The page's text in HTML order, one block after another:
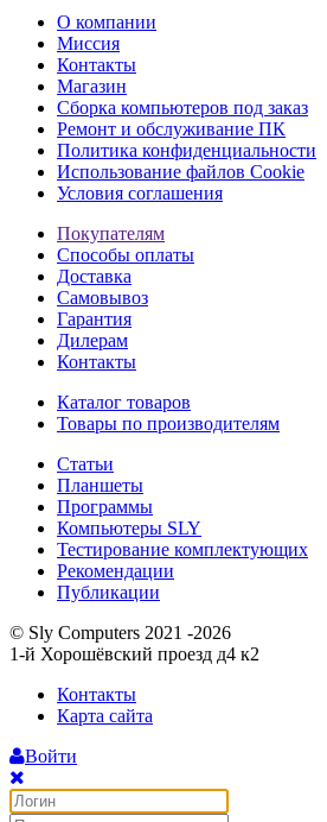
О компании
Миссия
Контакты
Магазин
Сборка компьютеров под заказ
Ремонт и обслуживание ПК
Политика конфиденциальности
Использование файлов Cookie
Условия соглашения
Покупателям
Способы оплаты
Доставка
Самовывоз
Гарантия
Дилерам
Контакты
Каталог товаров
Товары по производителям
Статьи
Планшеты
Программы
Компьютеры SLY
Тестирование комплектующих
Рекомендации
Публикации
© Sly Computers 2021 -2026
1-й Хорошёвский проезд д4 к2
Контакты
Карта сайта
Войти